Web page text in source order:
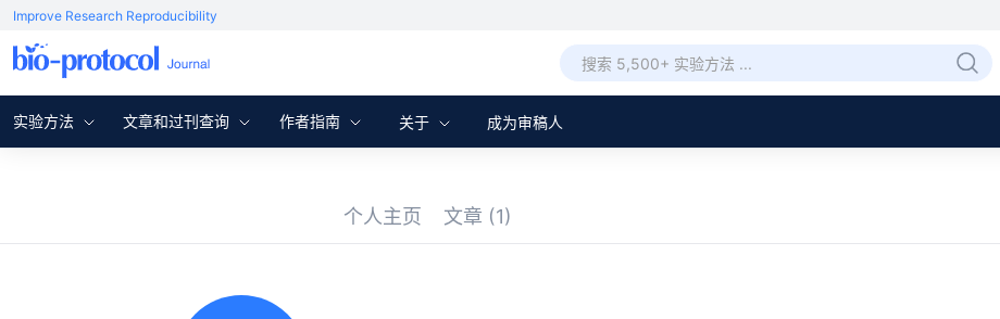
Improve Research Reproducibility
实验方法 文章和过刊查询 作者指南 关于 成为审稿人
个人主页 文章 (1)